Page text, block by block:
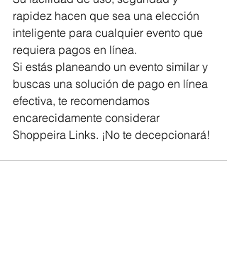
rapidez hacen que sea una elección
inteligente para cualquier evento que
requiera pagos en línea.
Si estás planeando un evento similar y
buscas una solución de pago en línea
efectiva, te recomendamos
encarecidamente considerar
Shoppeira Links. ¡No te decepcionará!